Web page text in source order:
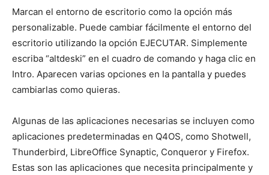
Marcan el entorno de escritorio como la opción más
personalizable. Puede cambiar fácilmente el entorno del
escritorio utilizando la opción EJECUTAR. Simplemente
escriba “altdeski” en el cuadro de comando y haga clic en
Intro. Aparecen varias opciones en la pantalla y puedes
cambiarlas como quieras.
Algunas de las aplicaciones necesarias se incluyen como
aplicaciones predeterminadas en Q4OS, como Shotwell,
Thunderbird, LibreOffice Synaptic, Conqueror y Firefox.
Estas son las aplicaciones que necesita principalmente y